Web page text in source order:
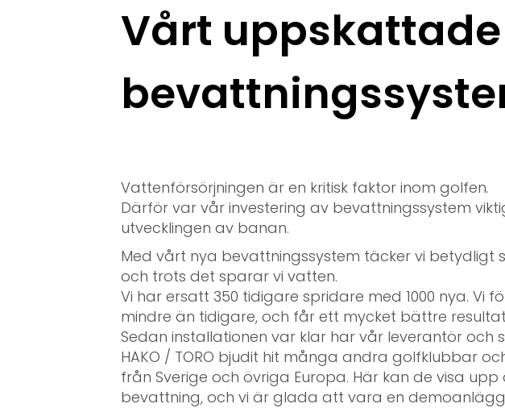
Vårt uppskattade
Vattenförsörjningen är en kritisk faktor inom golfen.
Därför var vår investering av bevattningssystem
utvecklingen av banan.
Med vårt nya bevattningssystem täcker vi betydligt
och trots det sparar vi vatten.
Vi har ersatt 350 tidigare spridare med 1000 nya. Vi
mindre än tidigare, och får ett mycket bättre
Sedan installationen var klar har vår leverantör och
HAKO / TORO bjudit hit många andra golfklubbar
från Sverige och övriga Europa. Här kan de visa
bevattning, och vi är glada att vara en